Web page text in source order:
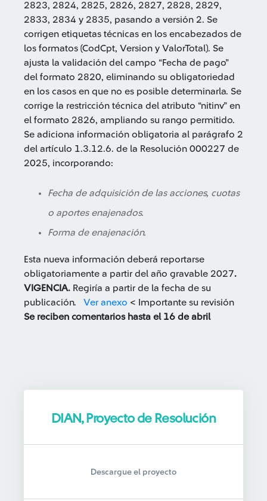
2823, 2824, 2825, 2826, 2827, 2828, 2829,
2833, 2834 y 2835, pasando a versión 2. Se
corrigen etiquetas técnicas en los encabezados de
los formatos (CodCpt, Version y ValorTotal). Se
ajusta la validación del campo “Fecha de pago”
del formato 2820, eliminando su obligatoriedad
en los casos en que no es posible determinarla. Se
corrige la restricción técnica del atributo “nitinv” en
el formato 2826, ampliando su rango permitido.
Se adiciona información obligatoria al parágrafo 2
del artículo 1.3.12.6. de la Resolución 000227 de
2025, incorporando:
Fecha de adquisición de las acciones, cuotas
o aportes enajenados.
Forma de enajenación.
Esta nueva información deberá reportarse
obligatoriamente a partir del año gravable 2027.
VIGENCIA. Regiría a partir de la fecha de su
publicación. Ver anexo < Importante su revisión
Se reciben comentarios hasta el 16 de abril
DIAN, Proyecto de Resolución
Descargue el proyecto